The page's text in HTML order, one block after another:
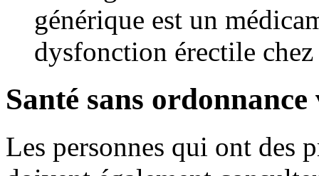
générique est un
dysfonction érectile
Santé sans
Les personnes qui ont des